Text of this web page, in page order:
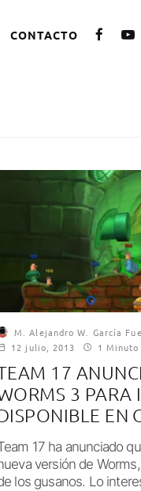
CONTACTO
M. Alejandro W. García
12 julio, 2013
1
17
3 PARA
EN
17 ha anunciado
versión de
los gusanos. Lo